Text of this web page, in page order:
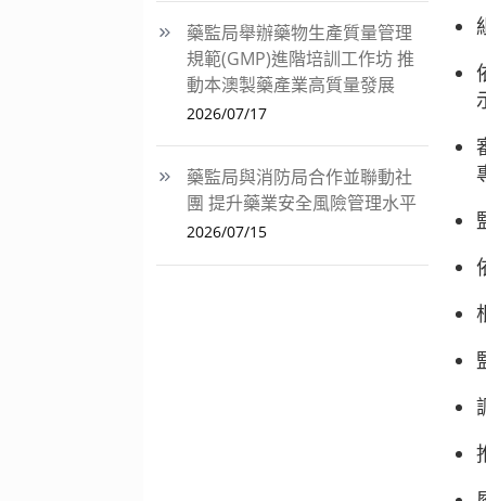
藥監局舉辦藥物生產質量管理
規範(GMP)進階培訓工作坊 推
動本澳製藥產業高質量發展
2026/07/17
藥監局與消防局合作並聯動社
團 提升藥業安全風險管理水平
2026/07/15